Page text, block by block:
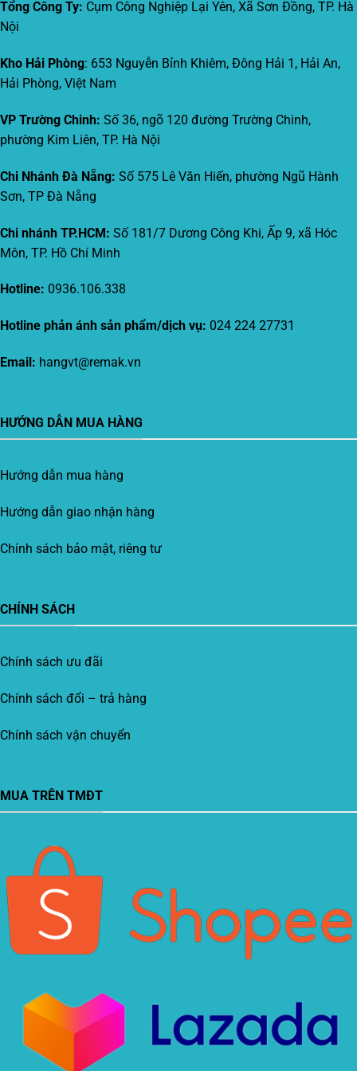
Tổng Công Ty: Cụm Công Nghiệp Lại Yên, Xã Sơn Đồng, TP. Hà
Nội
Kho Hải Phòng: 653 Nguyễn Bỉnh Khiêm, Đông Hải 1, Hải An,
Hải Phòng, Việt Nam
VP Trường Chinh: Số 36, ngõ 120 đường Trường Chinh,
phường Kim Liên, TP. Hà Nội
Chi Nhánh Đà Nẵng: Số 575 Lê Văn Hiến, phường Ngũ Hành
Sơn, TP Đà Nẵng
Chi nhánh TP.HCM: Số 181/7 Dương Công Khi, Ấp 9, xã Hóc
Môn, TP. Hồ Chí Minh
Hotline: 0936.106.338
Hotline phản ánh sản phẩm/dịch vụ: 024 224 27731
Email: hangvt@remak.vn
HƯỚNG DẪN MUA HÀNG
Hướng dẫn mua hàng
Hướng dẫn giao nhận hàng
Chính sách bảo mật, riêng tư
CHÍNH SÁCH
Chính sách ưu đãi
Chính sách đổi – trả hàng
Chính sách vận chuyển
MUA TRÊN TMĐT